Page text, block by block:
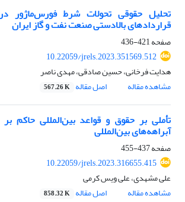
تحلیل حقوقی تحولات شرط فورس‌ماژور
قراردادهای بالادستی صنعت نفت و گاز ایران
صفحه421-436
10.22059/jrels.2023.351569.512
هدایت فرخانی، حسین صادقی، مهدی ناصر
مشاهده مقاله
اصل مقاله 567.26 K
تأملی بر حقوق و قواعد بین‌المللی حاکم بر
آبراهه‌‌‌های بین‌المللی
صفحه437-455
10.22059/jrels.2023.316655.415
علی مشهدی، علی ویس کرمی
مشاهده مقاله
اصل مقاله 858.32 K